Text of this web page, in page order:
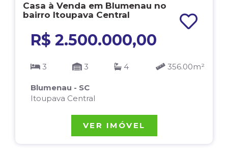
Casa à Venda em Blumenau no
bairro Itoupava Central
R$ 2.500.000,00
3 3 4 356.00m²
Blumenau - SC
Itoupava Central
VER IMÓVEL